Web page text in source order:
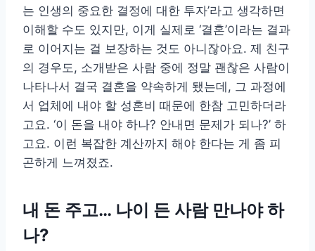
는 인생의 중요한 결정에 대한 투자’라고 생각하면
이해할 수도 있지만, 이게 실제로 ‘결혼’이라는 결과
로 이어지는 걸 보장하는 것도 아니잖아요. 제 친구
의 경우도, 소개받은 사람 중에 정말 괜찮은 사람이
나타나서 결국 결혼을 약속하게 됐는데, 그 과정에
서 업체에 내야 할 성혼비 때문에 한참 고민하더라
고요. ‘이 돈을 내야 하나? 안내면 문제가 되나?’ 하
고요. 이런 복잡한 계산까지 해야 한다는 게 좀 피
곤하게 느껴졌죠.
내 돈 주고… 나이 든 사람 만나야 하
나?